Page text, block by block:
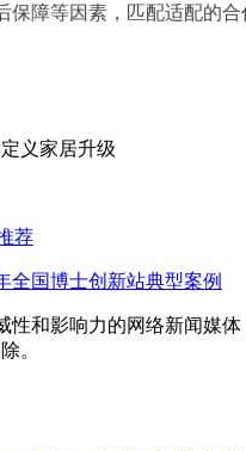
障等因素，匹配适配的
义家居升级
荐
全国博士创新站典型案例
和影响力的网络新闻媒
。